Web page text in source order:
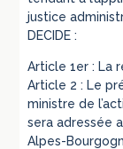
justice
DECIDE :
Article 1er : La
Article 2 : Le
ministre de
sera adressée
Alpes-